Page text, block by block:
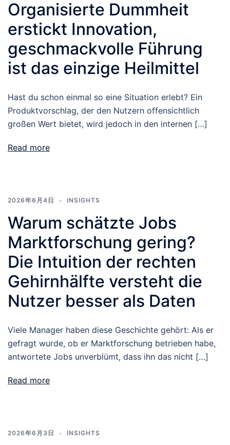
Organisierte Dummheit
erstickt Innovation,
geschmackvolle Führung
ist das einzige Heilmittel
Hast du schon einmal so eine Situation erlebt? Ein
Produktvorschlag, der den Nutzern offensichtlich
großen Wert bietet, wird jedoch in den internen […]
Read more
2026年6月4日 INSIGHTS
Warum schätzte Jobs
Marktforschung gering?
Die Intuition der rechten
Gehirnhälfte versteht die
Nutzer besser als Daten
Viele Manager haben diese Geschichte gehört: Als er
gefragt wurde, ob er Marktforschung betrieben habe,
antwortete Jobs unverblümt, dass ihn das nicht […]
Read more
2026年6月3日 INSIGHTS